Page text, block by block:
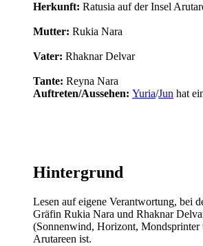
Herkunft: Ratusia auf der Insel
Mutter: Rukia Nara
Vater: Rhaknar Delvar
Tante: Reyna Nara
Auftreten/Aussehen: Yuria/Jun hat
Hintergrund
Lesen auf eigene Verantwortung, bei
Gräfin Rukia Nara und Rhaknar
(Sonnenwind, Horizont, Mondsprinter
Arutareen ist.